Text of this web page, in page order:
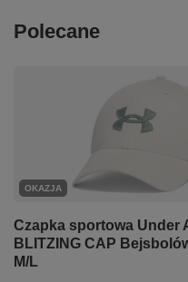
Polecane
OKAZJA
Czapka sportowa Under
BLITZING CAP
M/L